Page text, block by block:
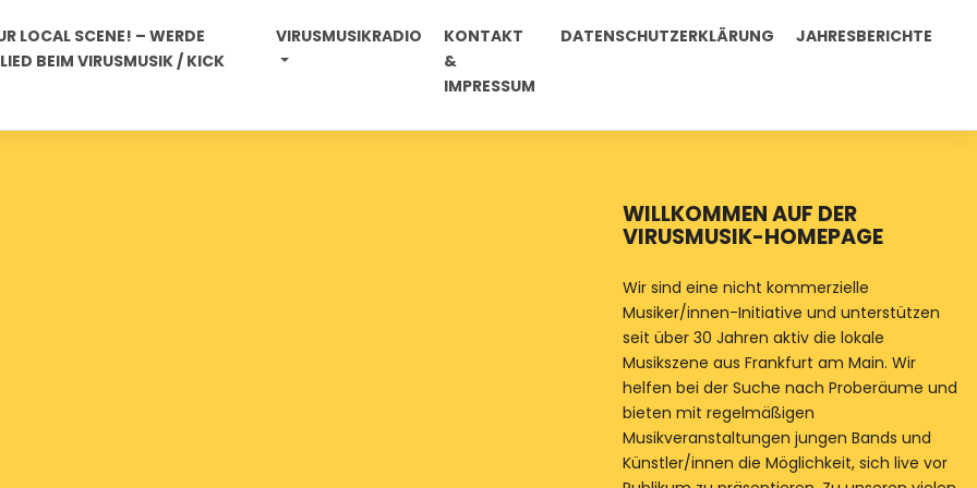
LOCAL SCENE! – WERDE
BEIM VIRUSMUSIK / KICK
VIRUSMUSIKRADIO
KONTAKT
&
IMPRESSUM
DATENSCHUTZERKLÄRUNG JAHRESBERICHTE
WILLKOMMEN AUF DER
VIRUSMUSIK-HOMEPAGE
Wir sind eine nicht kommerzielle
Musiker/innen-Initiative und unterstützen
seit über 30 Jahren aktiv die lokale
Musikszene aus Frankfurt am Main. Wir
helfen bei der Suche nach Proberäume und
bieten mit regelmäßigen
Musikveranstaltungen jungen Bands und
Künstler/innen die Möglichkeit, sich live vor